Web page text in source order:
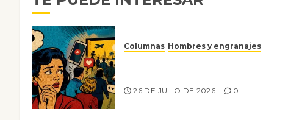
Columnas Hombres y engranajes
26 DE JULIO DE 2026 0